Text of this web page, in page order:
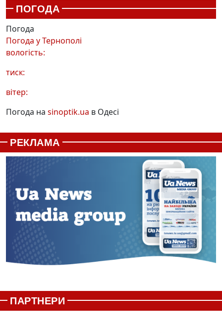
ПОГОДА
Погода
Погода уТернополі
вологість:
тиск:
вітер:
Погода на sinoptik.ua в Одесі
РЕКЛАМА
ПАРТНЕРИ